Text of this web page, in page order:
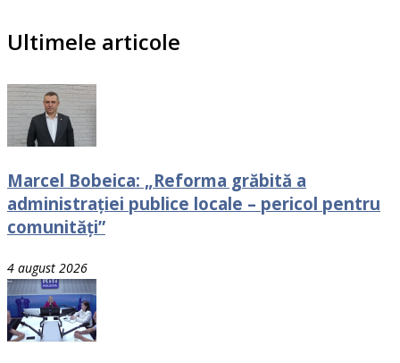
Ultimele articole
Marcel Bobeica: „Reforma grăbită a
administrației publice locale – pericol pentru
comunități”
4 august 2026